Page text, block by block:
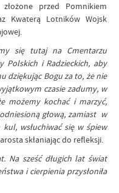
przed Pomnikiem
Kwaterą Lotników Wojsk
się tutaj na Cmentarzu
Polskich i Radzieckich, aby
dziękując Bogu za to, że nie
czasie zadumy, w
możemy kochać i marzyć,
głową, zamiast w
wsłuchiwać się w śpiew
skłaniając do refleksji.
Na sześć długich lat świat
i cierpienia przysłoniła